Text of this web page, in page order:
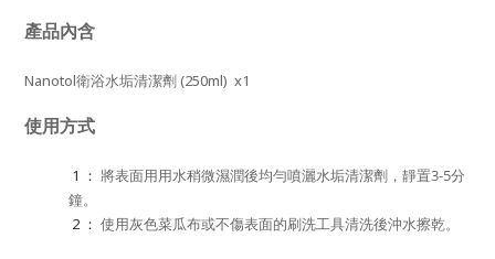
產品內含
Nanotol衛浴水垢清潔劑 (250ml) x1
使用方式
1 ： 將表面用用水稍微濕潤後均勻噴灑水垢清潔劑，靜置3-5分
鐘。
2 ： 使用灰色菜瓜布或不傷表面的刷洗工具清洗後沖水擦乾。